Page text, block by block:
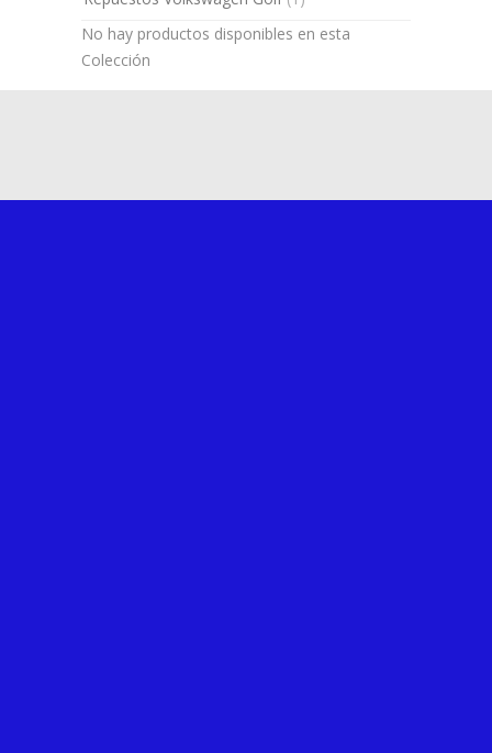
No hay productos disponibles en esta
Colección